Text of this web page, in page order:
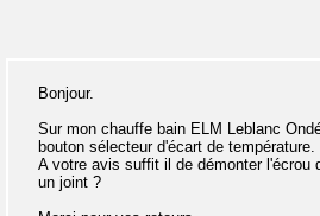
Bonjour.
Sur mon chauffe bain ELM Leblanc
bouton sélecteur d'écart de température.
A votre avis suffit il de démonter l'écrou
un joint ?